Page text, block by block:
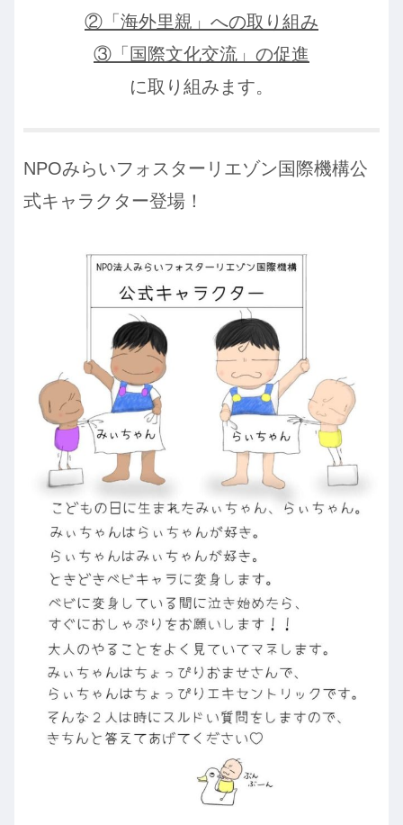
②「海外里親」への取り組み
③「国際文化交流」の促進
に取り組みます。
NPOみらいフォスターリエゾン国際機構公
式キャラクター登場！